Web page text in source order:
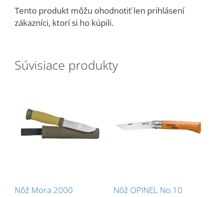
Tento produkt môžu ohodnotiť len prihlásení
zákazníci, ktorí si ho kúpili.
Súvisiace produkty
Nôž Mora 2000 Nôž OPINEL No.10